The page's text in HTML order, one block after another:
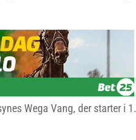
Wega Vang, der starter i 1.